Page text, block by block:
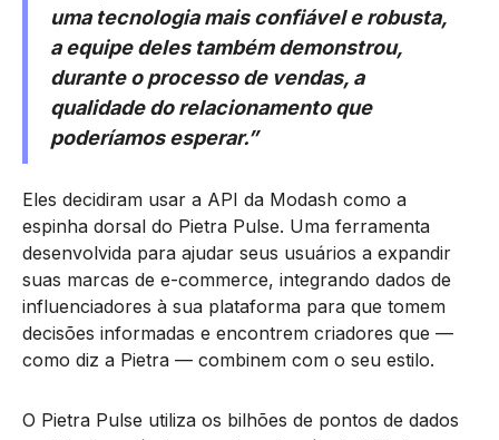
uma tecnologia mais confiável e robusta,
a equipe deles também demonstrou,
durante o processo de vendas, a
qualidade do relacionamento que
poderíamos esperar.”
Eles decidiram usar a API da Modash como a
espinha dorsal do Pietra Pulse. Uma ferramenta
desenvolvida para ajudar seus usuários a expandir
suas marcas de e-commerce, integrando dados de
influenciadores à sua plataforma para que tomem
decisões informadas e encontrem criadores que —
como diz a Pietra — combinem com o seu estilo.
O Pietra Pulse utiliza os bilhões de pontos de dados